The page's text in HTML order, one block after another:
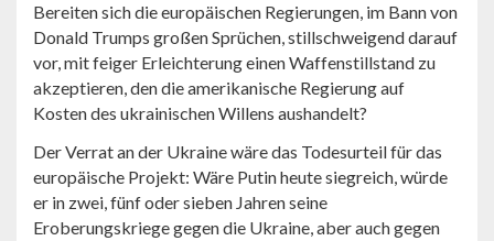
Bereiten sich die europäischen Regierungen, im Bann von
Donald Trumps großen Sprüchen, stillschweigend darauf
vor, mit feiger Erleichterung einen Waffenstillstand zu
akzeptieren, den die amerikanische Regierung auf
Kosten des ukrainischen Willens aushandelt?
Der Verrat an der Ukraine wäre das Todesurteil für das
europäische Projekt: Wäre Putin heute siegreich, würde
er in zwei, fünf oder sieben Jahren seine
Eroberungskriege gegen die Ukraine, aber auch gegen